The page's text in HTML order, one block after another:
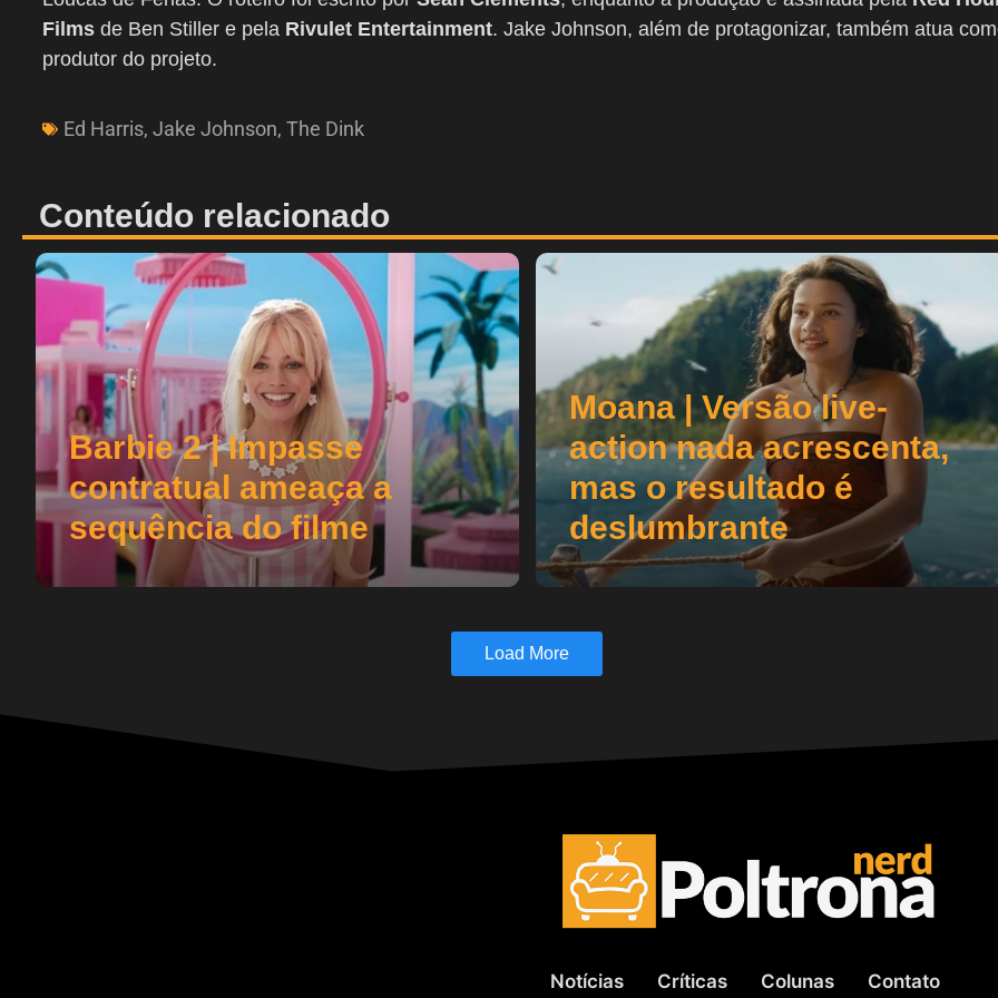
Films de Ben Stiller e pela Rivulet Entertainment. Jake Johnson, além de protagonizar, também atua
produtor do projeto.
Ed Harris, Jake Johnson, The Dink
Conteúdo relacionado
Barbie 2 | Impasse
contratual ameaça a
sequência do filme
Moana | Versão live-
action nada acrescenta,
mas o resultado é
deslumbrante
Load More
Notícias Críticas Colunas Contato